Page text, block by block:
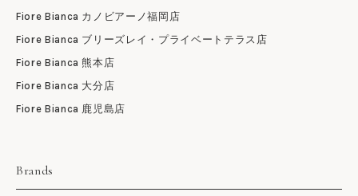
Fiore Bianca カノビアーノ福岡店
Fiore Bianca ブリーズレイ・プライベートテラス店
Fiore Bianca 熊本店
Fiore Bianca 大分店
Fiore Bianca 鹿児島店
Brands